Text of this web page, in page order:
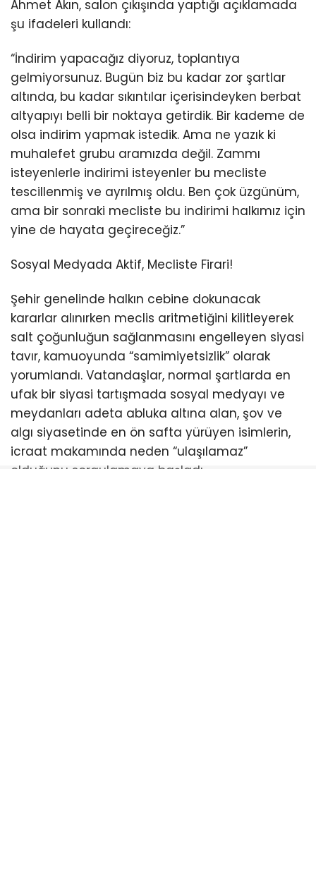
Ahmet Akın, salon çıkışında yaptığı açıklamada
şu ifadeleri kullandı:
“İndirim yapacağız diyoruz, toplantıya
gelmiyorsunuz. Bugün biz bu kadar zor şartlar
altında, bu kadar sıkıntılar içerisindeyken berbat
altyapıyı belli bir noktaya getirdik. Bir kademe de
olsa indirim yapmak istedik. Ama ne yazık ki
muhalefet grubu aramızda değil. Zammı
isteyenlerle indirimi isteyenler bu mecliste
tescillenmiş ve ayrılmış oldu. Ben çok üzgünüm,
ama bir sonraki mecliste bu indirimi halkımız için
yine de hayata geçireceğiz.”
Sosyal Medyada Aktif, Mecliste Firari!
Şehir genelinde halkın cebine dokunacak
kararlar alınırken meclis aritmetiğini kilitleyerek
salt çoğunluğun sağlanmasını engelleyen siyasi
tavır, kamuoyunda “samimiyetsizlik” olarak
yorumlandı. Vatandaşlar, normal şartlarda en
ufak bir siyasi tartışmada sosyal medyayı ve
meydanları adeta abluka altına alan, şov ve
algı siyasetinde en ön safta yürüyen isimlerin,
icraat makamında neden “ulaşılamaz”
olduğunu sorgulamaya başladı.